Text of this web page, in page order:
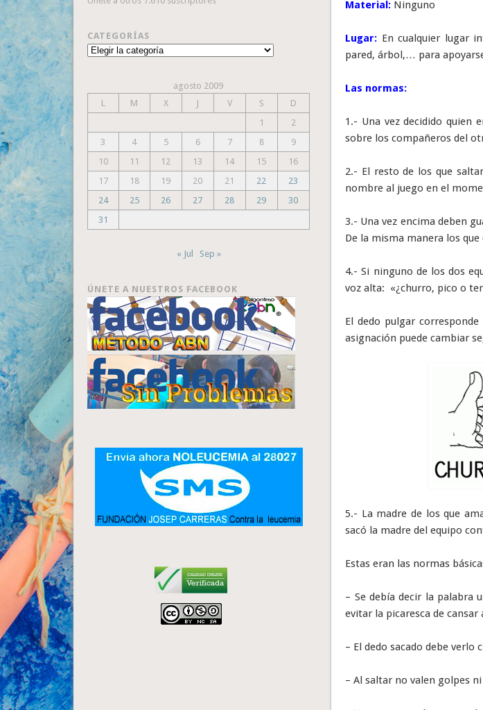
Material: Ninguno
Lugar: En cualquier lugar
pared, árbol,… para
Las normas:
1.- Una vez decidido quien
sobre los compañeros del
2.- El resto de los que
nombre al juego en el
3.- Una vez encima deben
De la misma manera los
4.- Si ninguno de los dos
voz alta: «¿churro, pico o
El dedo pulgar
asignación puede cambiar
5.- La madre de los que
sacó la madre del equipo
Estas eran las normas
– Se debía decir la palabra
evitar la picaresca de cansar
– El dedo sacado debe verlo
– Al saltar no valen golpes
CATEGORÍAS
Categorías
agosto 2009
L
M X J V S
D
1
2
3
4 5 6 7 8
9
10
11 12 13 14 15
16
17
18 19 20 21 22
23
24
25 26 27 28 29
30
31
« Jul Sep »
ÚNETE A NUESTROS FACEBOOK